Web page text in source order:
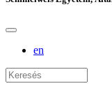
en